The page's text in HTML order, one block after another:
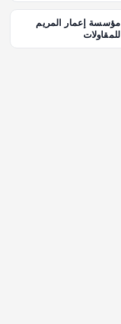
مؤسسة إعمار المريم
للمقاولات